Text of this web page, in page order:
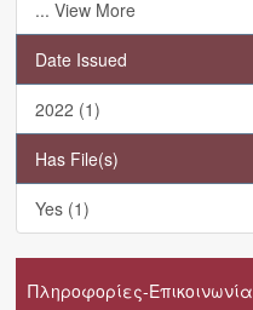
... View More
Date Issued
2022 (1)
Has File(s)
Yes (1)
Πληροφορίες-Επικοινωνία